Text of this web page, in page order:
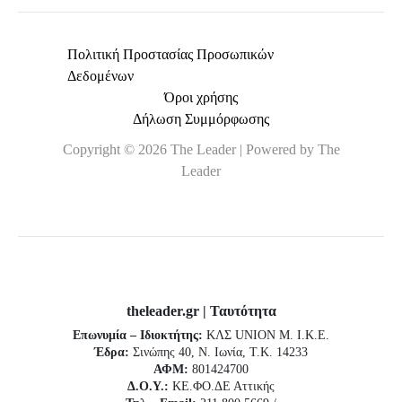
Πολιτική Προστασίας Προσωπικών
Δεδομένων
Όροι χρήσης
Δήλωση Συμμόρφωσης
Copyright © 2026 The Leader | Powered by The
Leader
theleader.gr | Ταυτότητα
Επωνυμία – Ιδιοκτήτης: ΚΛΣ UNION Μ. Ι.Κ.Ε.
Έδρα: Σινώπης 40, Ν. Ιωνία, Τ.Κ. 14233
ΑΦΜ: 801424700
Δ.Ο.Υ.: ΚΕ.ΦΟ.ΔΕ Αττικής